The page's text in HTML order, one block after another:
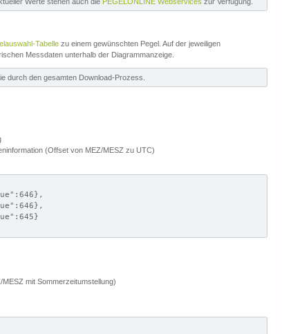
Tabelle zu einem gewünschten Pegel. Auf der jeweiligen
Messdaten unterhalb der Diagrammanzeige.
durch den gesamten Download-Prozess.
(Offset von MEZ/MESZ zu UTC)
mit Sommerzeitumstellung)